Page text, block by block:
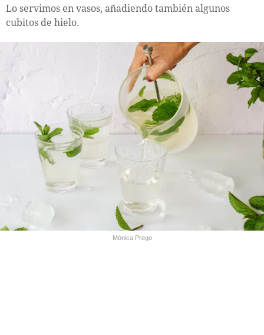
Lo servimos en vasos, añadiendo también algunos
cubitos de hielo.
Mónica Prego